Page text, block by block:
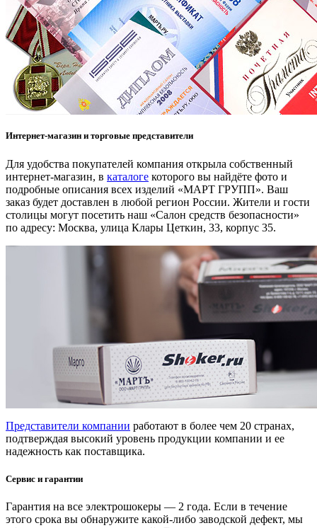
Интернет-магазин и торговые представители
Для удобства покупателей компания открыла собственный
интернет-магазин, в каталоге которого вы найдёте фото и
подробные описания всех изделий «МАРТ ГРУПП». Ваш
заказ будет доставлен в любой регион России. Жители и гости
столицы могут посетить наш «Салон средств безопасности»
по адресу: Москва, улица Клары Цеткин, 33, корпус 35.
Представители компании работают в более чем 20 странах,
подтверждая высокий уровень продукции компании и ее
надежность как поставщика.
Сервис и гарантии
Гарантия на все электрошокеры — 2 года. Если в течение
этого срока вы обнаружите какой-либо заводской дефект, мы